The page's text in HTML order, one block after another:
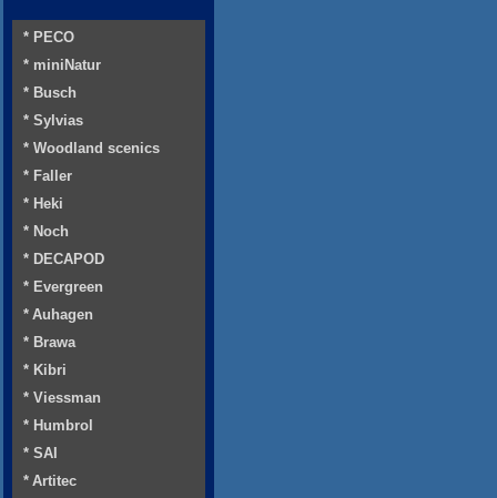
* PECO
* miniNatur
* Busch
* Sylvias
* Woodland scenics
* Faller
* Heki
* Noch
* DECAPOD
* Evergreen
* Auhagen
* Brawa
* Kibri
* Viessman
* Humbrol
* SAI
* Artitec